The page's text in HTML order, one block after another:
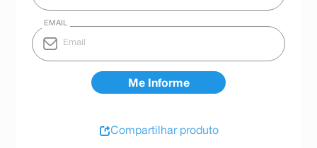
Compartilhar produto